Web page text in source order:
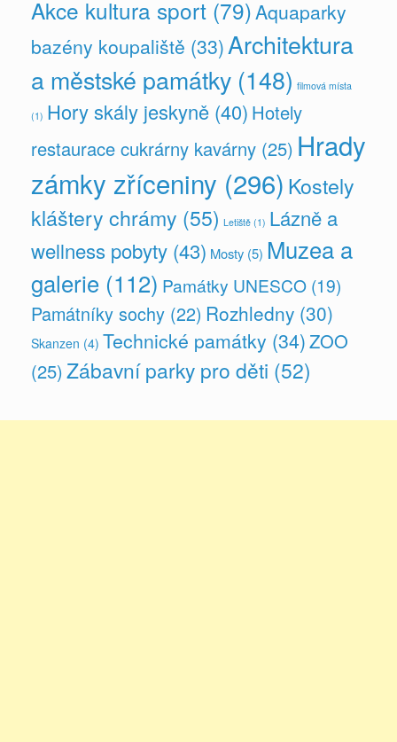
Akce kultura sport (79)Aquaparky
bazény koupaliště (33)Architektura
a městské památky (148) filmová místa
(1) Hory skály jeskyně (40) Hotely
restaurace cukrárny kavárny (25) Hrady
zámky zříceniny (296) Kostely
kláštery chrámy (55) Letiště (1) Lázně a
wellness pobyty (43) Mosty (5) Muzea a
galerie (112) Památky UNESCO (19)
Památníky sochy (22) Rozhledny (30)
Skanzen (4) Technické památky (34)ZOO
(25)Zábavní parky pro děti (52)